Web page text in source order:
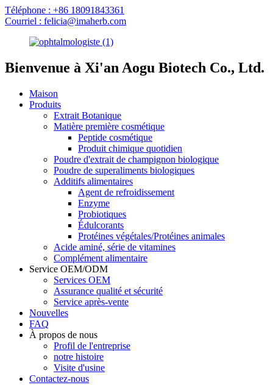
Téléphone : +86 18091843361
Courriel : felicia@imaherb.com
Bienvenue à Xi'an Aogu Biotech Co., Ltd.
Maison
Produits
Extrait Botanique
Matière première cosmétique
Peptide cosmétique
Produit chimique quotidien
Poudre d'extrait de champignon biologique
Poudre de superaliments biologiques
Additifs alimentaires
Agent de refroidissement
Enzyme
Probiotiques
Édulcorants
Protéines végétales/Protéines animales
Acide aminé, série de vitamines
Complément alimentaire
Service OEM/ODM
Services OEM
Assurance qualité et sécurité
Service après-vente
Nouvelles
FAQ
À propos de nous
Profil de l'entreprise
notre histoire
Visite d'usine
Contactez-nous